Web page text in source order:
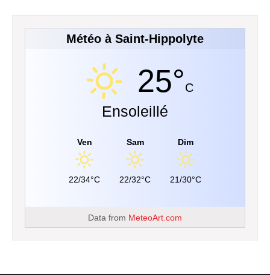
Météo à Saint-Hippolyte
25°C
Ensoleillé
Ven
22/34°C
Sam
22/32°C
Dim
21/30°C
Data from MeteoArt.com